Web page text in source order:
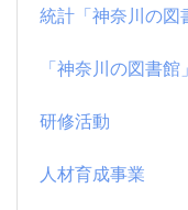
統計「神奈川の図
「神奈川の図書
研修活動
人材育成事業